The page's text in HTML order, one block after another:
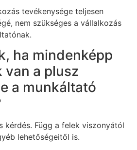
tevékenysége teljesen
nem szükséges a vállalkozás
ha mindenképp
van a plusz
a munkáltató
kérdés. Függ a felek viszonyától
lehetőségeitől is.